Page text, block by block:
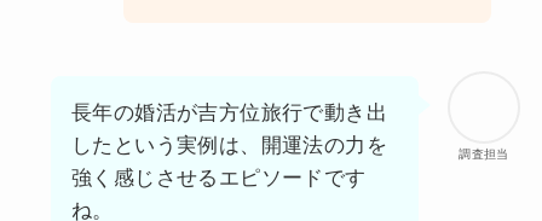
調査担当
長年の婚活が吉方位旅行で動き出
したという実例は、開運法の力を
強く感じさせるエピソードです
ね。